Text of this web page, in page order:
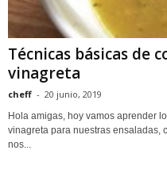
Técnicas básicas de
vinagreta
cheff - 20 junio, 2019
Hola amigas, hoy vamos aprender
vinagreta para nuestras ensaladas,
nos...